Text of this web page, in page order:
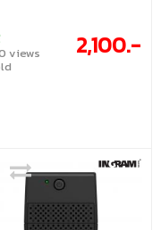
views 2,100.-